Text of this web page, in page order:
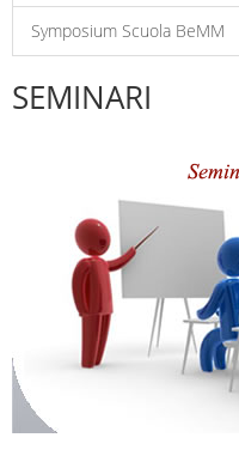
Symposium Scuola BeMM
SEMINARI